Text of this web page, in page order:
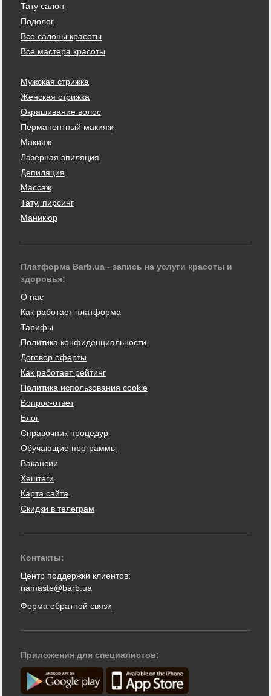
Тату салон
Подолог
Все салоны красоты
Все мастера красоты
Мужская стрижка
Женская стрижка
Окрашивание волос
Перманентный макияж
Макияж
Лазерная эпиляция
Депиляция
Массаж
Тату, пирсинг
Маникюр
Платформа Barb.ua - запись на услуги красоты и
здоровья:
О нас
Как работает платформа
Тарифы
Политика конфиденциальности
Договор оферты
Как работает рейтинг
Политика использования cookie
Вопрос-ответ
Блог
Справочник процедур
Обучающие программы
Вакансии
Хештеги
Карта сайта
Скидки в телеграм
Контакты:
Центр поддержки клиентов:
namaste@barb.ua
Форма обратной связи
Приложения для специалистов: